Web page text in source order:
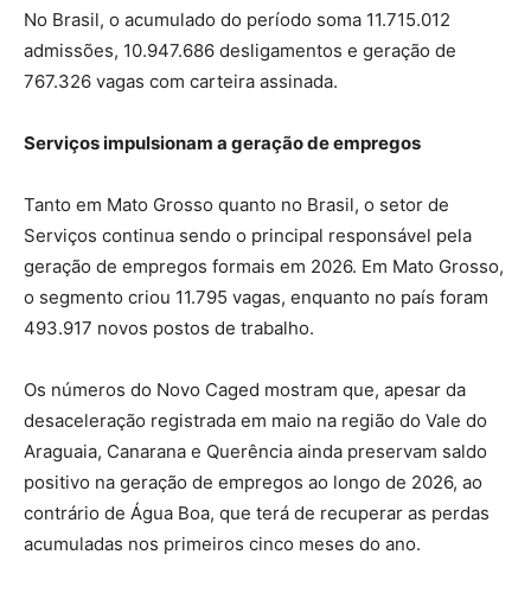
No Brasil, o acumulado do período soma 11.715.012
admissões, 10.947.686 desligamentos e geração de
767.326 vagas com carteira assinada.
Serviços impulsionam a geração de empregos
Tanto em Mato Grosso quanto no Brasil, o setor de
Serviços continua sendo o principal responsável pela
geração de empregos formais em 2026. Em Mato Grosso,
o segmento criou 11.795 vagas, enquanto no país foram
493.917 novos postos de trabalho.
Os números do Novo Caged mostram que, apesar da
desaceleração registrada em maio na região do Vale do
Araguaia, Canarana e Querência ainda preservam saldo
positivo na geração de empregos ao longo de 2026, ao
contrário de Água Boa, que terá de recuperar as perdas
acumuladas nos primeiros cinco meses do ano.